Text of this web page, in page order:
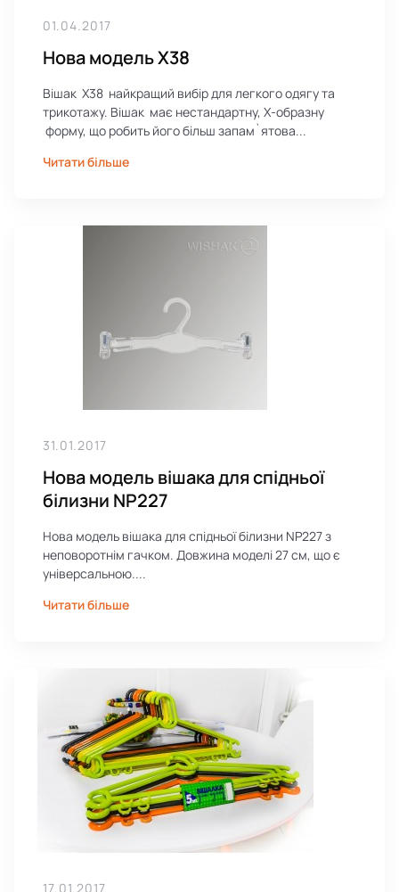
01.04.2017
Нова модель Х38
Вішак X38 найкращий вибір для легкого одягу та
трикотажу. Вішак має нестандартну, X-образну
форму, що робить його більш запам`ятова...
Читати більше
31.01.2017
Нова модель вішака для спідньої
білизни NP227
Нова модель вішака для спідньої білизни NP227 з
неповоротнім гачком. Довжина моделі 27 см, що є
універсальною....
Читати більше
17.01.2017